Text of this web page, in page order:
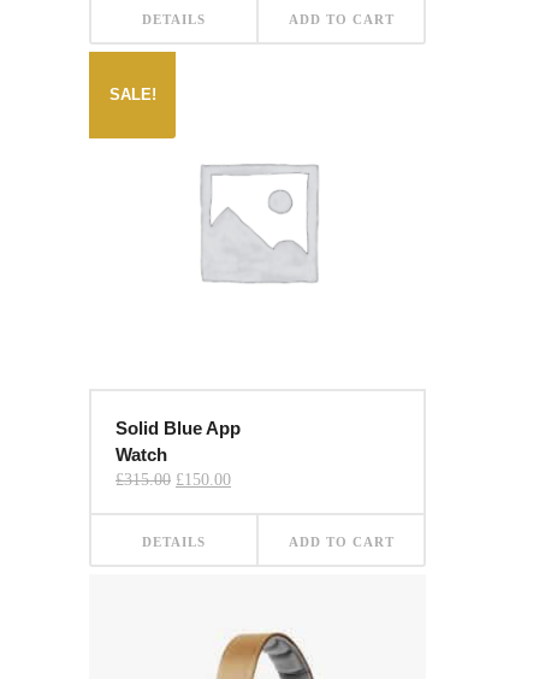
DETAILS ADD TO CART
SALE!
Solid Blue App
Watch
£315.00 Original
was:
£150.00Current
is:
DETAILS ADD TO CART